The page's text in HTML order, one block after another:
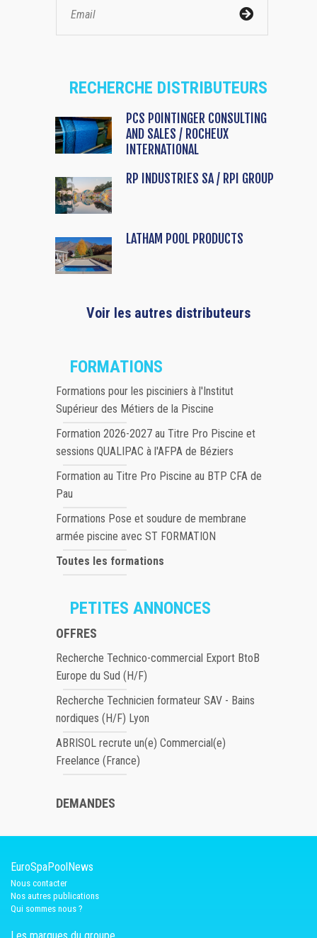
RECHERCHE DISTRIBUTEURS
PCS POINTINGER CONSULTING
AND SALES / ROCHEUX
INTERNATIONAL
RP INDUSTRIES SA / RPI GROUP
LATHAM POOL PRODUCTS
Voir les autres distributeurs
FORMATIONS
Formations pour les pisciniers à l'Institut
Supérieur des Métiers de la Piscine
Formation 2026-2027 au Titre Pro Piscine et
sessions QUALIPAC à l'AFPA de Béziers
Formation au Titre Pro Piscine au BTP CFA de
Pau
Formations Pose et soudure de membrane
armée piscine avec ST FORMATION
Toutes les formations
PETITES ANNONCES
OFFRES
Recherche Technico-commercial Export BtoB
Europe du Sud (H/F)
Recherche Technicien formateur SAV - Bains
nordiques (H/F) Lyon
ABRISOL recrute un(e) Commercial(e)
Freelance (France)
DEMANDES
EuroSpaPoolNews
Nous contacter
Nos autres publications
Qui sommes nous ?